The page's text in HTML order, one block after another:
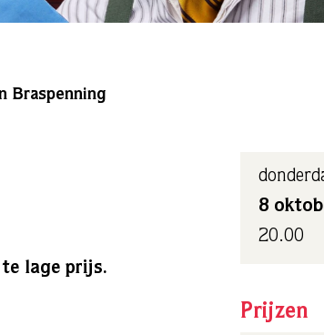
Braspenning
te lage prijs.
8
20.00
Prijzen